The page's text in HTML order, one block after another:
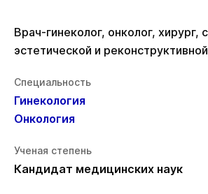
Врач-гинеколог, онколог, хирург,
эстетической и
Специальность
Гинекология
Онкология
Ученая степень
Кандидат медицинских наук